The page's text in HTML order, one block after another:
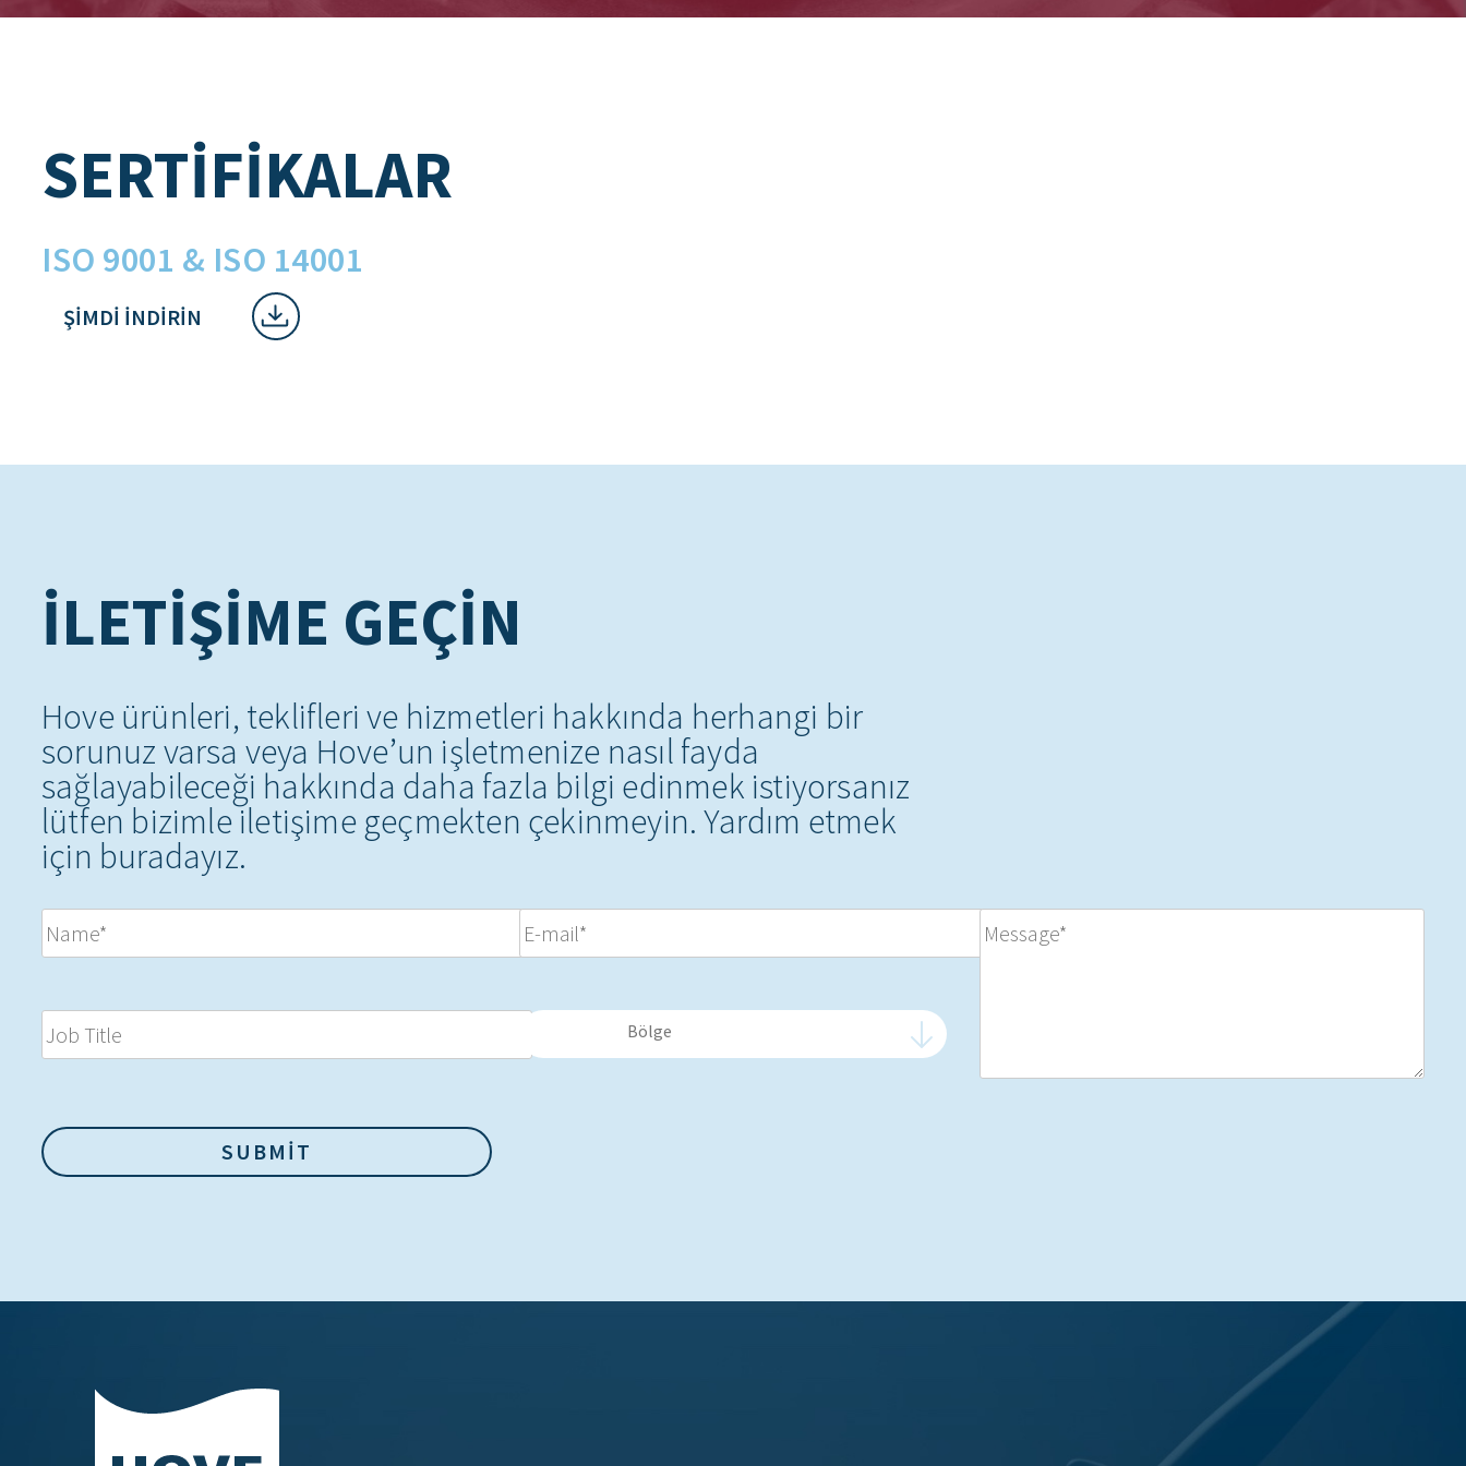
SERTIFIKALAR
ISO 9001 & ISO 14001
ŞIMDI INDIRIN
İLETIŞIME GEÇIN
Hove ürünleri, teklifleri ve hizmetleri hakkında herhangi bir
sorunuz varsa veya Hove’un işletmenize nasıl fayda
sağlayabileceği hakkında daha fazla bilgi edinmek istiyorsanız
lütfen bizimle iletişime geçmekten çekinmeyin. Yardım etmek
için buradayız.